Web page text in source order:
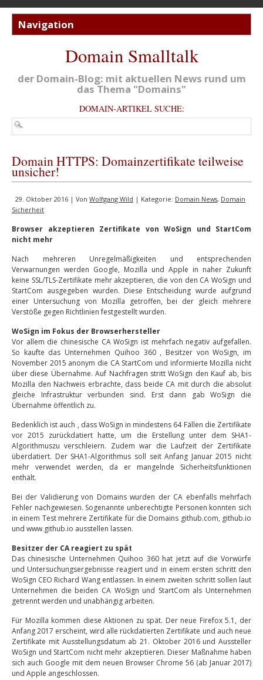
Domain Smalltalk
der Domain-Blog: mit aktuellen News rund um
das Thema "Domains"
DOMAIN-ARTIKEL SUCHE:
Domain HTTPS: Domainzertifikate teilweise
unsicher!
29. Oktober 2016 | Von Wolfgang Wild | Kategorie: Domain News, Domain
Sicherheit
Browser akzeptieren Zertifikate von WoSign und StartCom
nicht mehr
Nach mehreren Unregelmäßigkeiten und entsprechenden
Verwarnungen werden Google, Mozilla und Apple in naher Zukunft
keine SSL/TLS-Zertifikate mehr akzeptieren, die von den CA WoSign und
StartCom ausgegeben wurden. Diese Entscheidung wurde aufgrund
einer Untersuchung von Mozilla getroffen, bei der gleich mehrere
Verstöße gegen Richtlinien festgestellt wurden.
WoSign im Fokus der Browserhersteller
Vor allem die chinesische CA WoSign ist mehrfach negativ aufgefallen.
So kaufte das Unternehmen Quihoo 360 , Besitzer von WoSign, im
November 2015 anonym die CA StartCom und informierte Mozilla nicht
über diese Übernahme. Auf Nachfragen stritt WoSign den Kauf ab, bis
Mozilla den Nachweis erbrachte, dass beide CA mit durch die absolut
gleiche Infrastruktur verbunden sind. Erst dann gab WoSign die
Übernahme öffentlich zu.
Bedenklich ist auch , dass WoSign in mindestens 64 Fällen die Zertifikate
vor 2015 zurückdatiert hatte, um die Erstellung unter dem SHA1-
Algorithmuszu verschleiern. Zudem war die Laufzeit der Zertifikate
überdatiert. Der SHA1-Algorithmus soll seit Anfang Januar 2015 nicht
mehr verwendet werden, da er mangelnde Sicherheitsfunktionen
enthält.
Bei der Validierung von Domains wurden der CA ebenfalls mehrfach
Fehler nachgewiesen. Sogenannte unberechtigte Personen konnten sich
in einem Test mehrere Zertifikate für die Domains github.com, github.io
und www.github.io ausstellen lassen.
Besitzer der CA reagiert zu spät
Das chinesische Unternehmen Quihoo 360 hat jetzt auf die Vorwürfe
und Untersuchungsergebnisse reagiert und in einem ersten schritt den
WoSign CEO Richard Wang entlassen. In einem zweiten schritt sollen laut
Unternehmen die beiden CA WoSign und StartCom als Unternehmen
getrennt werden und unabhängig arbeiten.
Für Mozilla kommen diese Aktionen zu spät. Der neue Firefox 5.1, der
Anfang 2017 erscheint, wird alle rückdatierten Zertifikate und auch neue
Zertifikate mit Ausstellungsdatum ab 21. Oktober 2016 und Aussteller
WoSign und StartCom nicht mehr akzeptieren. Dieser Maßnahme haben
sich auch Google mit dem neuen Browser Chrome 56 (ab Januar 2017)
und Apple angeschlossen.